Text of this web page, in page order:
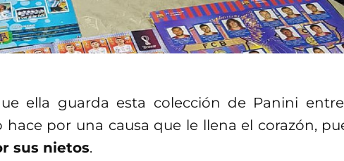
ella guarda esta colección de Panini
por una causa que le llena el corazón,
sus nietos.